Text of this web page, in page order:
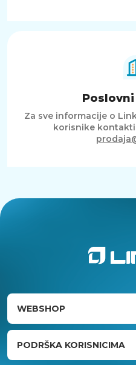
Za sve informacije o
korisnike
WEBSHOP
PODRŠKA KORISNICIMA